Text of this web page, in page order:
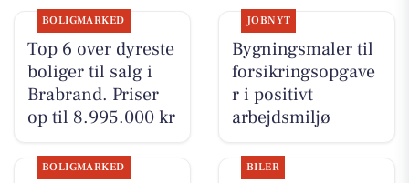
BOLIGMARKED
Top 6 over dyreste
boliger til salg i
Brabrand. Priser
op til 8.995.000 kr
JOBNYT
Bygningsmaler til
forsikringsopgave
r i positivt
arbejdsmiljø
BOLIGMARKED BILER